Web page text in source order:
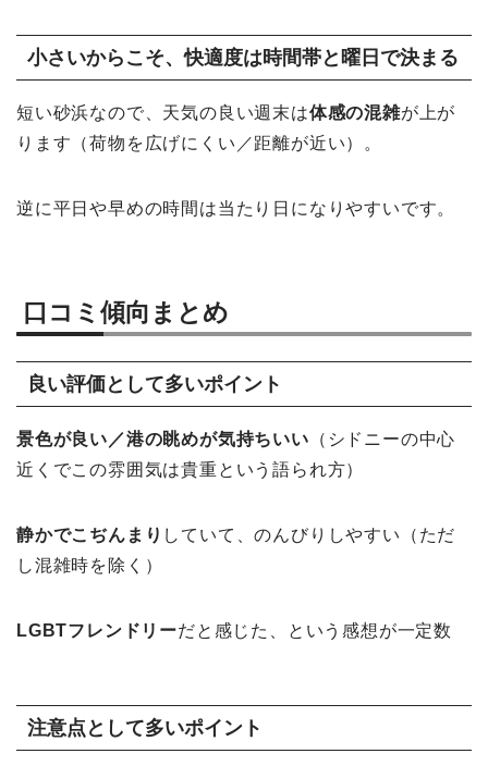
小さいからこそ、快適度は時間帯と曜日で決まる
短い砂浜なので、天気の良い週末は体感の混雑が上が
ります（荷物を広げにくい／距離が近い）。
逆に平日や早めの時間は当たり日になりやすいです。
口コミ傾向まとめ
良い評価として多いポイント
景色が良い／港の眺めが気持ちいい （シドニーの中心
近くでこの雰囲気は貴重という語られ方）
静かでこぢんまり していて、のんびりしやすい（ただ
し混雑時を除く）
LGBTフレンドリーだと感じた、という感想が一定数
注意点として多いポイント